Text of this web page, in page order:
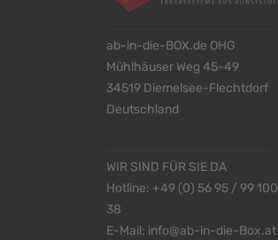
ab-in-die-BOX.de OHG
Mühlhäuser Weg 45-49
34519 Diemelsee-Flechtdorf
Deutschland
WIR SIND FÜR SIE DA
Hotline: +49 (0) 56 95 / 99 100
38
E-Mail: info@ab-in-die-Box.at